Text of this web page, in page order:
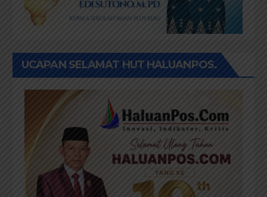
UCAPAN SELAMAT HUT HALUANPOS.